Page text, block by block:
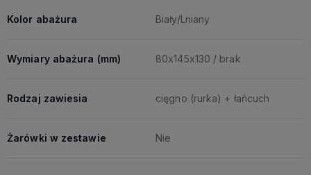
Kolor abażura Biały/Lniany
Wymiary abażura (mm) 80x145x130 / brak
Rodzaj zawiesia cięgno (rurka) + łańcuch
Żarówki w zestawie Nie